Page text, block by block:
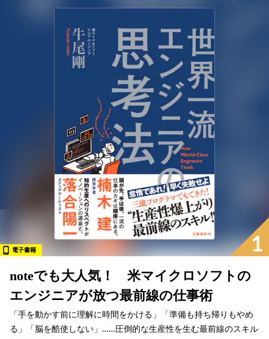
1
電子書籍
noteでも大人気！ 米マイクロソフトの
エンジニアが放つ最前線の仕事術
「手を動かす前に理解に時間をかける」「準備も持ち帰りもやめ
る」「脳を酷使しない」……圧倒的な生産性を生む最前線のスキル